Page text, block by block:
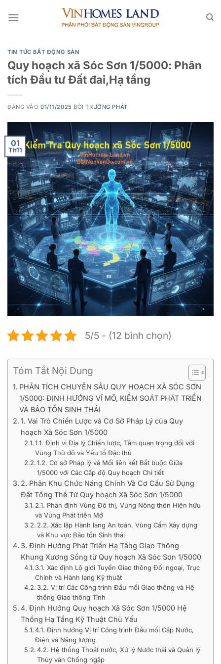
qua
TIN TỨC BẤT ĐỘNG SẢN
Quy hoạch xã Sóc Sơn 1/5000: Phân
tích Đầu tư Đất đai,Hạ tầng
ĐĂNG VÀO01/11/2025 BỞITRƯỜNG PHÁT
01
Th11
5/5 - (12 bình chọn)
Tóm Tắt Nội Dung
PHÂN TÍCH CHUYÊN SÂU QUY HOẠCH XÃ SÓC SƠN
1/5000: ĐỊNH HƯỚNG VĨ MÔ, KIỂM SOÁT PHÁT TRIỂN
VÀ BẢO TỒN SINH THÁI
1. Vai Trò Chiến Lược và Cơ Sở Pháp Lý của Quy
hoạch Xã Sóc Sơn 1/5000
1.1. Định vị Địa lý Chiến lược, Tầm quan trọng đối với
Vùng Thủ đô và Yếu tố Đặc thù
1.2. Cơ sở Pháp lý và Mối liên kết Bắt buộc Giữa
1/5000 với Các Cấp độ Quy hoạch Chi tiết
2. Phân Khu Chức Năng Chính Và Cơ Cấu Sử Dụng
Đất Tổng Thể Từ Quy hoạch Xã Sóc Sơn 1/5000
2.1. Phân định Vùng Đô thị, Vùng Nông thôn Hiện hữu
và Vùng Phát triển Mớ
2.2. Xác lập Hành lang An toàn, Vùng Cấm Xây dựng
và Khu vực Bảo tồn Sinh thái
3. Định Hướng Phát Triển Hạ Tầng Giao Thông
Khung Xương Sống từ Quy hoạch Xã Sóc Sơn 1/5000
3.1. Xác định Lộ giới Tuyến Giao thông Đối ngoại, Trục
Chính và Hành lang Kỹ thuật
3.2. Vị trí Các Công trình Đầu mối Giao thông và Hệ
thống Giao thông Tĩnh
4. Định Hướng Quy hoạch Xã Sóc Sơn 1/5000 Hệ
Thống Hạ Tầng Kỹ Thuật Chủ Yếu
4.1. Định hướng Vị trí Công trình Đầu mối Cấp Nước,
Điện và Năng lượng
4.2. Hệ thống Thoát nước, Xử lý Nước thải và Quản lý
Thủy văn Chống ngập